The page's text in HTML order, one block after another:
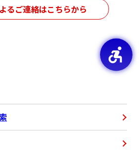
るご連絡はこちらから